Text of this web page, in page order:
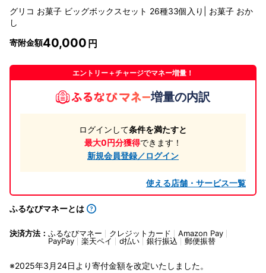
グリコ お菓子 ビッグボックスセット 26種33個入り| お菓子 おか
し
寄附金額40,000
エントリー＋チャージでマネー増量！
増量の内訳
ログインして条件を満たすと
最大0円分獲得できます！
新規会員登録／ログイン
使える店舗・サービス一覧
ふるなびマネーとは
決済方法： ふるなびマネー クレジットカード
Amazon Pay
PayPay
楽天ペイ d払い 銀行振込 郵便振替
※2025年3月24日より寄付金額を改定いたしました。